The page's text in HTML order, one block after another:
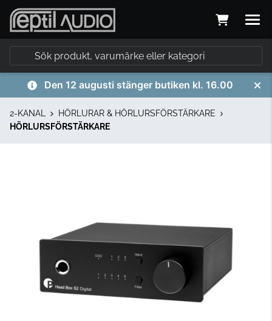
Den 12 augusti stänger butiken kl. 16.00
2-KANAL
HÖRLURAR & HÖRLURSFÖRSTÄRKARE
HÖRLURSFÖRSTÄRKARE